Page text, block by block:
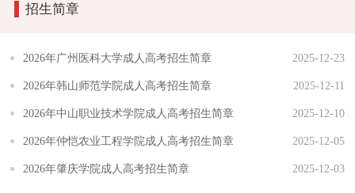
招生简章
2025-12-23
2026年广州医科大学成人高考招生简章
2025-12-11
2026年韩山师范学院成人高考招生简章
2025-12-10
2026年中山职业技术学院成人高考招生简章
2025-12-05
2026年仲恺农业工程学院成人高考招生简章
2025-12-03
2026年肇庆学院成人高考招生简章